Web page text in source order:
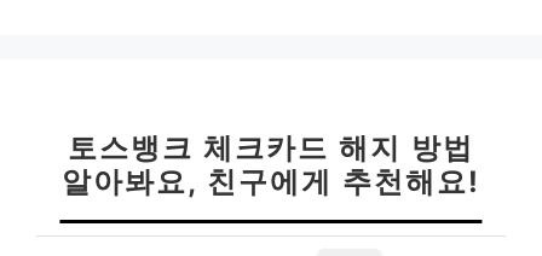
토스뱅크 체크카드 해지 방법
알아봐요, 친구에게 추천해요!